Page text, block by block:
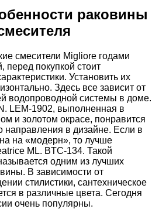
раковины
смесители Migliore годами
перед покупкой стоит
Установить их
Здесь все зависит от
водопроводной системы в доме.
LEM-1902, выполненная в
и золотом окрасе, понравится
направления в дизайне. Если в
на «модерн», то лучше
ML. BTC-134. Такой
одним из лучших
В зависимости от
стилистики, сантехническое
в различные цвета. Сегодня
очень популярны.